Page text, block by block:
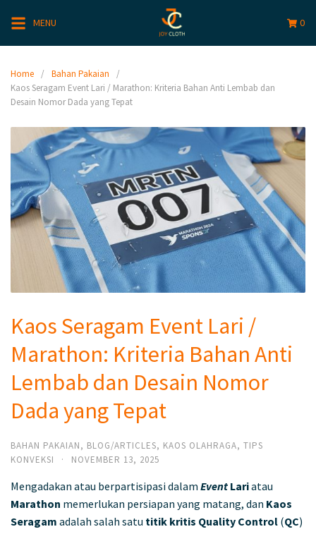
MENU 0
Home
Bahan Pakaian
Kaos Seragam Event Lari / Marathon: Kriteria Bahan Anti Lembab dan
Desain Nomor Dada yang Tepat
Kaos Seragam Event Lari /
Marathon: Kriteria Bahan Anti
Lembab dan Desain Nomor
Dada yang Tepat
BAHAN PAKAIAN, BLOG/ARTICLES, KAOS OLAHRAGA, TIPS
KONVEKSI
· NOVEMBER 13, 2025
Mengadakan atau berpartisipasi dalam Event Lariatau
Marathon memerlukan persiapan yang matang, dan Kaos
Seragam adalah salah satu titik kritis Quality Control (QC)